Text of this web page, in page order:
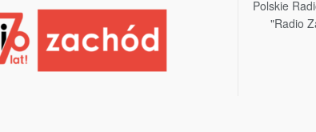
Polskie
"Radio